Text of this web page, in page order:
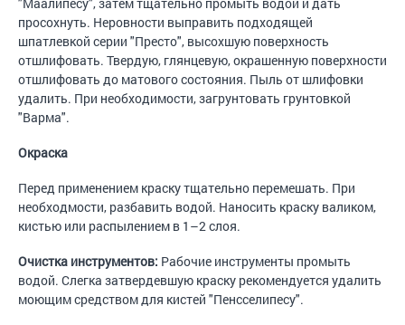
просохнуть. Неровности выправить подходящей
шпатлевкой серии "Престо", высохшую поверхность
отшлифовать. Твердую, глянцевую, окрашенную поверхности
отшлифовать до матового состояния. Пыль от шлифовки
удалить. При необходимости, загрунтовать грунтовкой
"Варма".
Окраска
Перед применением краску тщательно перемешать. При
необходмости, разбавить водой. Наносить краску валиком,
кистью или распылением в 1–2 слоя.
Очистка инструментов: Рабочие инструменты промыть
водой. Слегка затвердевшую краску рекомендуется удалить
моющим средством для кистей "Пенсселипесу".